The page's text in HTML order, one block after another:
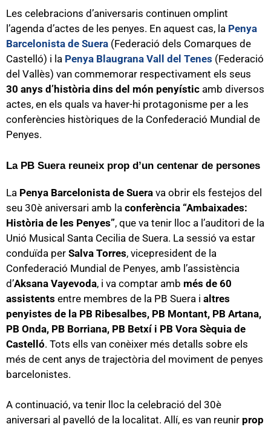
Les celebracions d’aniversaris continuen omplint
l’agenda d’actes de les penyes. En aquest cas, la Penya
Barcelonista de Suera (Federació dels Comarques de
Castelló) i la Penya Blaugrana Vall del Tenes (Federació
del Vallès) van commemorar respectivament els seus
30 anys d’història dins del món penyístic amb diversos
actes, en els quals va haver-hi protagonisme per a les
conferències històriques de la Confederació Mundial de
Penyes.
La PB Suera reuneix prop d’un centenar de persones
La Penya Barcelonista de Suera va obrir els festejos del
seu 30è aniversari amb la conferència “Ambaixades:
Història de les Penyes”, que va tenir lloc a l’auditori de la
Unió Musical Santa Cecilia de Suera. La sessió va estar
conduïda per Salva Torres, vicepresident de la
Confederació Mundial de Penyes, amb l’assistència
d’Aksana Vayevoda, i va comptar amb més de 60
assistents entre membres de la PB Suera i altres
penyistes de la PB Ribesalbes, PB Montant, PB Artana,
PB Onda, PB Borriana, PB Betxí i PB Vora Sèquia de
Castelló. Tots ells van conèixer més detalls sobre els
més de cent anys de trajectòria del moviment de penyes
barcelonistes.
A continuació, va tenir lloc la celebració del 30è
aniversari al pavelló de la localitat. Allí, es van reunir prop